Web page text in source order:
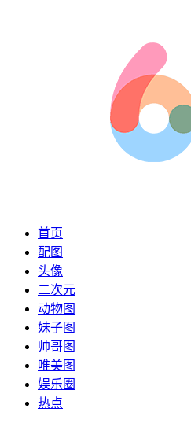
首页
配图
头像
二次元
动物图
妹子图
帅哥图
唯美图
娱乐圈
热点